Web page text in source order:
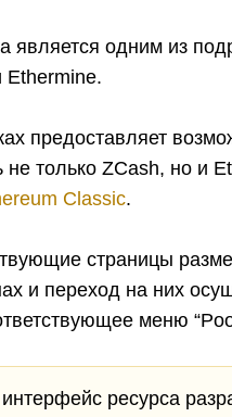
является одним из
Ethermine.
предоставляет
не только ZCash, но и
Classic.
страницы
и переход на них
меню
ресурса